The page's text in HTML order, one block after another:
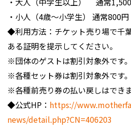
・小人（4歳〜小学生） 通常800
◆利用方法：チケット売り場で千
ある証明を提示してください。
※団体のゲストは割引対象外です。
※各種セット券は割引対象外です
※各種前売り券の払い戻しはできま
◆公式HP： https://
news/detail.php?CN=406203